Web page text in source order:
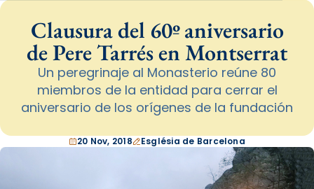
Clausura del 60º aniversario
de Pere Tarrés en Montserrat
Un peregrinaje al Monasterio reúne 80
miembros de la entidad para cerrar el
aniversario de los orígenes de la fundación
20 Nov, 2018 Església de Barcelona